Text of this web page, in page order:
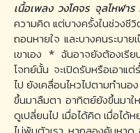
เนื้อเพลง วงโคจร จุลโหฬา
ความคิด แต่บางครั้งในช่วงชี
ถอนหายใจ และบางคนระบา
เขาเอง * ฉันอาจยังต้องเรี
โจทย์นั้น จะเปิดรับหรือเอาแ
ไป ยังเคลื่อนไหวไปตามทำนอ
ขึ้นมาลืมตา อาทิตย์ยังขึ้นมาใ
ดูเปลี่ยนไป เมื่อได้คิด เมื่อไ